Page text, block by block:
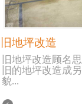
旧地坪改造
旧地坪改造顾名
旧的地坪改造成
貌...